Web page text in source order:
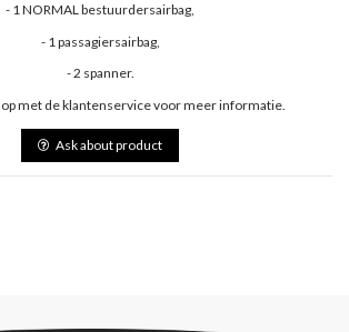
- 1 NORMAL bestuurdersairbag,
- 1 passagiersairbag,
- 2 spanner.
met de klantenservice voor meer informatie.
Ask about product